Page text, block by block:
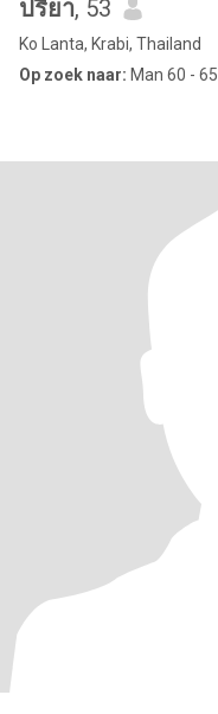
ปรียา, 53
Ko Lanta, Krabi, Thailand
Op zoek naar: Man 60 - 65